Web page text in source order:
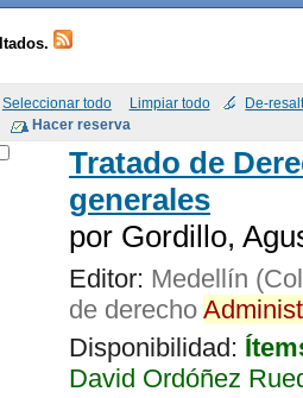
Seleccionar todo Limpiar todo De-
Tratado de
generales
por Gordillo,
Editor: Medellín
de derecho
Disponibilidad:
David Ordóñez